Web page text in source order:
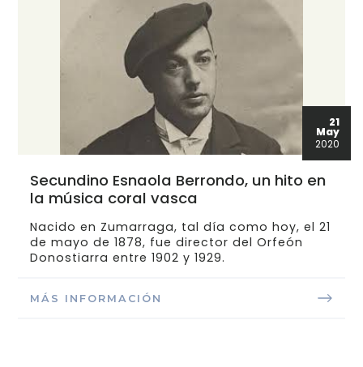
21
May
2020
Secundino Esnaola Berrondo, un hito en
la música coral vasca
Nacido en Zumarraga, tal día como hoy, el 21
de mayo de 1878, fue director del Orfeón
Donostiarra entre 1902 y 1929.
MÁS INFORMACIÓN